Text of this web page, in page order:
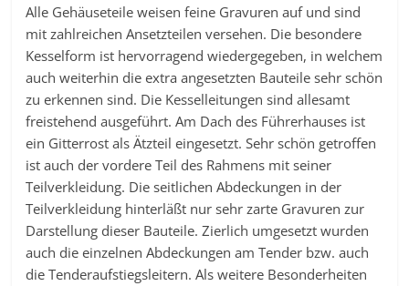
Alle Gehäuseteile weisen feine Gravuren auf und sind
mit zahlreichen Ansetzteilen versehen. Die besondere
Kesselform ist hervorragend wiedergegeben, in welchem
auch weiterhin die extra angesetzten Bauteile sehr schön
zu erkennen sind. Die Kesselleitungen sind allesamt
freistehend ausgeführt. Am Dach des Führerhauses ist
ein Gitterrost als Ätzteil eingesetzt. Sehr schön getroffen
ist auch der vordere Teil des Rahmens mit seiner
Teilverkleidung. Die seitlichen Abdeckungen in der
Teilverkleidung hinterläßt nur sehr zarte Gravuren zur
Darstellung dieser Bauteile. Zierlich umgesetzt wurden
auch die einzelnen Abdeckungen am Tender bzw. auch
die Tenderaufstiegsleitern. Als weitere Besonderheiten